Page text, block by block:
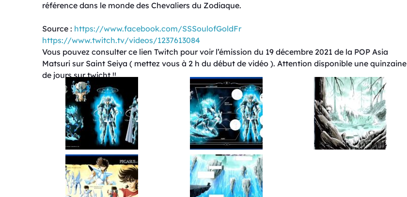
référence dans le monde des Chevaliers du Zodiaque.
Source : https://www.facebook.com/SSSoulofGoldFr
https://www.twitch.tv/videos/1237613084
Vous pouvez consulter ce lien Twitch pour voir l’émission du 19 décembre 2021 de la POP Asia
Matsuri sur Saint Seiya ( mettez vous à 2 h du début de vidéo ). Attention disponible une quinzaine
de jours sur twicht !!